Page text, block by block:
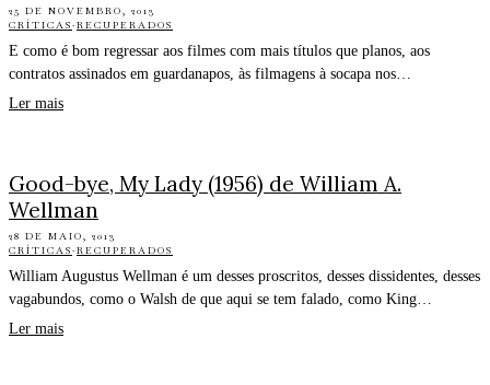
25 DE NOVEMBRO, 2013
CRÍTICAS·RECUPERADOS
E como é bom regressar aos filmes com mais títulos que planos, aos
contratos assinados em guardanapos, às filmagens à socapa nos…
Ler mais
Good-bye, My Lady (1956) de William A.
Wellman
28 DE MAIO, 2013
CRÍTICAS·RECUPERADOS
William Augustus Wellman é um desses proscritos, desses dissidentes, desses
vagabundos, como o Walsh de que aqui se tem falado, como King…
Ler mais